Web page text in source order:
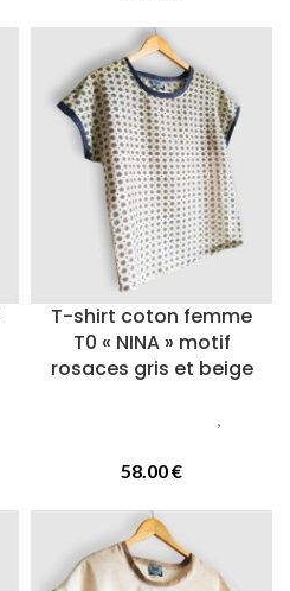
T-shirt coton femme
T0 « NINA » motif
rosaces gris et beige
,
58.00€